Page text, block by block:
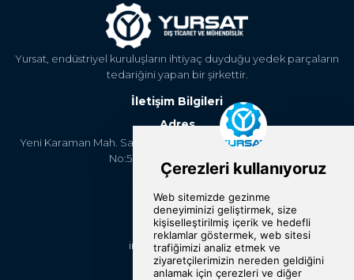
Yursat, endüstriyel kuruluşların ihtiyaç duyduğu yedek parçaların
tedariğini yapan bir şirkettir.
İletişim Bilgileri
Adres
Yeni Karaman Mah. Sanayi Cad. 4. Kantar Sok. Asya Plaza Kat:5
No:505 Osmangazi/BURSA
+90 224 2400304
E-Posta
info@yursat.com.tr
Bizi Takip Edin